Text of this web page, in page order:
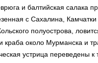
и балтийская салака
с Сахалина,
полуострова,
краба около Мурманска и
устрица переведены